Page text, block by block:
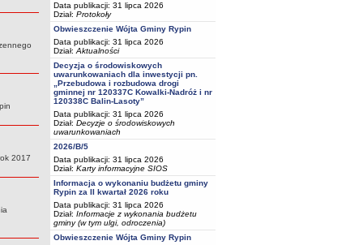
2017
Data publikacji: 31 lipca 2026
Dział: Protokoły
Obwieszczenie Wójta Gminy Rypin
Data publikacji: 31 lipca 2026
Dział: Aktualności
Decyzja o środowiskowych
uwarunkowaniach dla inwestycji pn.
„Przebudowa i rozbudowa drogi
gminnej nr 120337C Kowalki-Nadróż i nr
120338C Balin-Lasoty”
Data publikacji: 31 lipca 2026
Dział: Decyzje o środowiskowych
uwarunkowaniach
2026/B/5
Data publikacji: 31 lipca 2026
Dział: Karty informacyjne SIOS
Informacja o wykonaniu budżetu gminy
Rypin za II kwartał 2026 roku
Data publikacji: 31 lipca 2026
Dział: Informacje z wykonania budżetu
gminy (w tym ulgi, odroczenia)
Obwieszczenie Wójta Gminy Rypin